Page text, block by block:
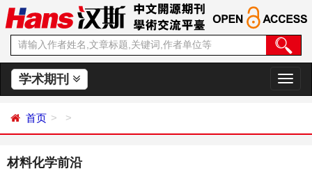
学术期刊
切
换
首页
材料化学前沿